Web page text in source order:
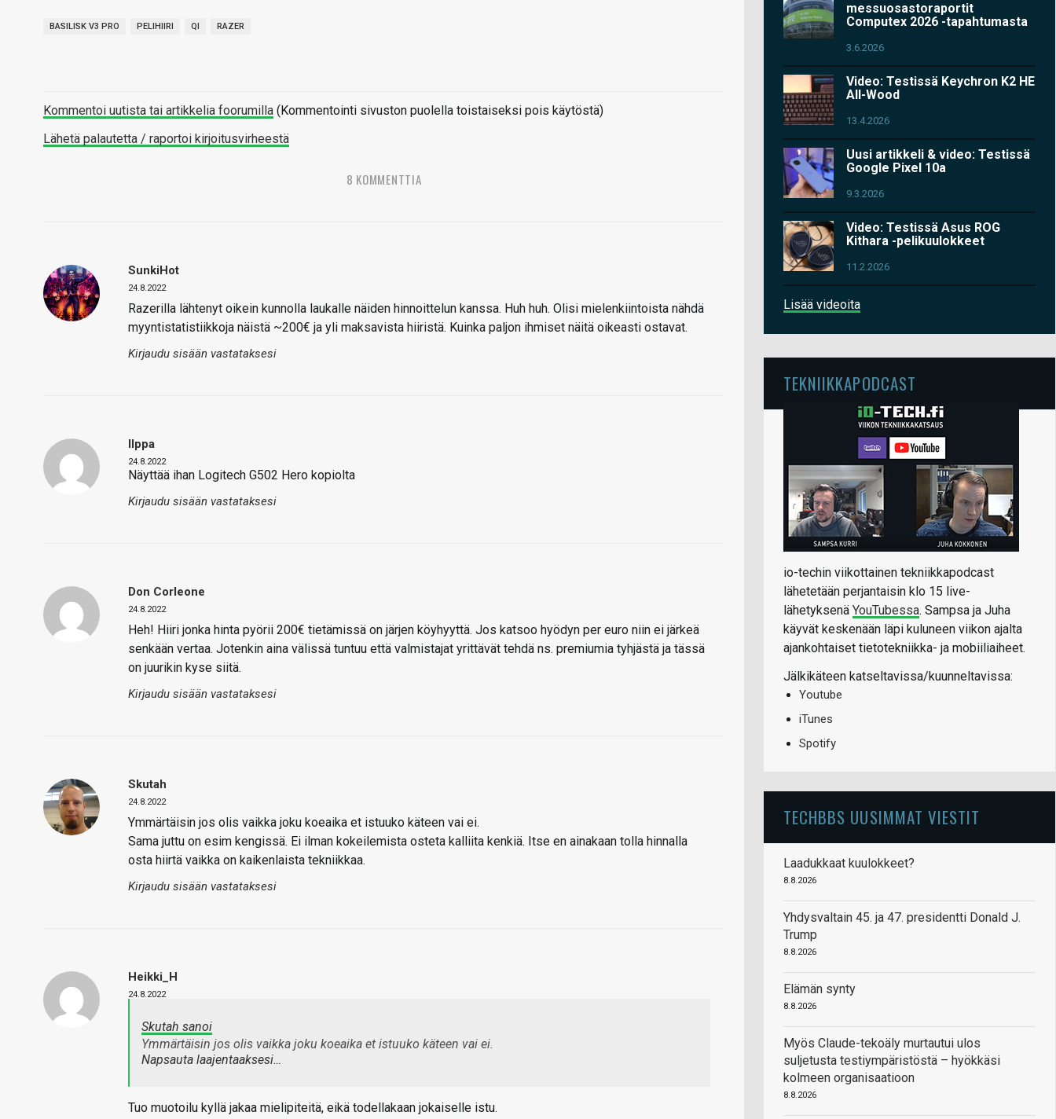
BASILISK V3 PRO PELIHIIRI QI RAZER
Kommentoi uutista tai artikkelia foorumilla (Kommentointi sivuston puolella toistaiseksi pois käytöstä)
Lähetä palautetta / raportoi kirjoitusvirheestä
8 KOMMENTTIA
SunkiHot
24.8.2022
Razerilla lähtenyt oikein kunnolla laukalle näiden hinnoittelun kanssa. Huh huh. Olisi mielenkiintoista nähdä
myyntistatistiikkoja näistä ~200€ ja yli maksavista hiiristä. Kuinka paljon ihmiset näitä oikeasti ostavat.
Kirjaudu sisään vastataksesi
Ilppa
24.8.2022
Näyttää ihan Logitech G502 Hero kopiolta
Kirjaudu sisään vastataksesi
Don Corleone
24.8.2022
Heh! Hiiri jonka hinta pyörii 200€ tietämissä on järjen köyhyyttä. Jos katsoo hyödyn per euro niin ei järkeä
senkään vertaa. Jotenkin aina välissä tuntuu että valmistajat yrittävät tehdä ns. premiumia tyhjästä ja tässä
on juurikin kyse siitä.
Kirjaudu sisään vastataksesi
Skutah
24.8.2022
Ymmärtäisin jos olis vaikka joku koeaika et istuuko käteen vai ei.
Sama juttu on esim kengissä. Ei ilman kokeilemista osteta kalliita kenkiä. Itse en ainakaan tolla hinnalla
osta hiirtä vaikka on kaikenlaista tekniikkaa.
Kirjaudu sisään vastataksesi
Heikki_H
24.8.2022
Skutah sanoi
Ymmärtäisin jos olis vaikka joku koeaika et istuuko käteen vai ei.
Napsauta laajentaaksesi…
Tuo muotoilu kyllä jakaa mielipiteitä, eikä todellakaan jokaiselle istu.
messuosastoraportit
Computex 2026 -tapahtumasta
3.6.2026
Video: Testissä Keychron K2 HE
All-Wood
13.4.2026
Uusi artikkeli & video: Testissä
Google Pixel 10a
9.3.2026
Video: Testissä Asus ROG
Kithara -pelikuulokkeet
11.2.2026
Lisää videoita
TEKNIIKKAPODCAST
io-techin viikottainen tekniikkapodcast
lähetetään perjantaisin klo 15 live-
lähetyksenä YouTubessa. Sampsa ja Juha
käyvät keskenään läpi kuluneen viikon ajalta
ajankohtaiset tietotekniikka- ja mobiiliaiheet.
Jälkikäteen katseltavissa/kuunneltavissa:
Youtube
iTunes
Spotify
TECHBBS UUSIMMAT VIESTIT
Laadukkaat kuulokkeet?
8.8.2026
Yhdysvaltain 45. ja 47. presidentti Donald J.
Trump
8.8.2026
Elämän synty
8.8.2026
Myös Claude-tekoäly murtautui ulos
suljetusta testiympäristöstä – hyökkäsi
kolmeen organisaatioon
8.8.2026